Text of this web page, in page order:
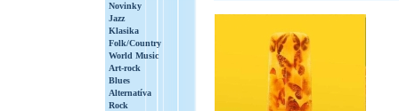
Novinky
Jazz
Klasika
Folk/Country
World Music
Art-rock
Blues
Alternatíva
Rock